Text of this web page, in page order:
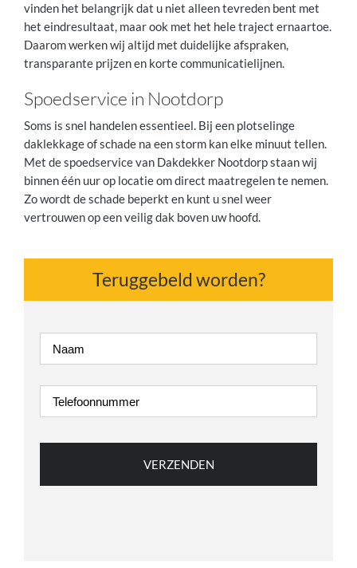
vinden het belangrijk dat u niet alleen tevreden bent met
het eindresultaat, maar ook met het hele traject ernaartoe.
Daarom werken wij altijd met duidelijke afspraken,
transparante prijzen en korte communicatielijnen.
Spoedservice in Nootdorp
Soms is snel handelen essentieel. Bij een plotselinge
daklekkage of schade na een storm kan elke minuut tellen.
Met de spoedservice van Dakdekker Nootdorp staan wij
binnen één uur op locatie om direct maatregelen te nemen.
Zo wordt de schade beperkt en kunt u snel weer
vertrouwen op een veilig dak boven uw hoofd.
Teruggebeld worden?
Naam
*
Telefoonnummer
*